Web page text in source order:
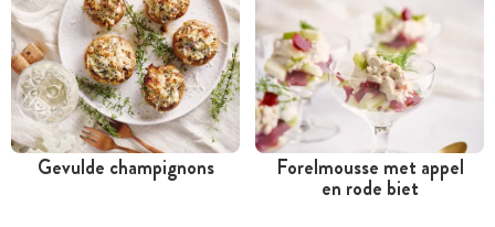
Gevulde champignons
Meer dan 1 uur
Forelmousse met appel
en rode biet